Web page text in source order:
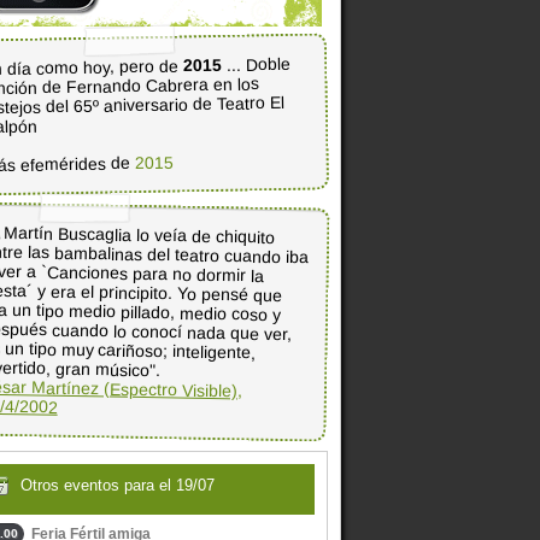
día como hoy, pero de2015 ... Doble
de Fernando Cabrera en los
del 65º aniversario de Teatro El
efemérides de 2015
Martín Buscaglia lo veía de chiquito
las bambalinas del teatro cuando iba
a `Canciones para no dormir la
y era el principito. Yo pensé que
un tipo medio pillado, medio coso y
cuando lo conocí nada que ver,
un tipo muy cariñoso; inteligente,
gran músico".
Martínez (Espectro Visible),
4/2002
Otros eventos para el 19/07
Feria Fértil amiga